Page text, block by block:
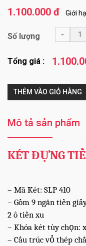
1.100.000 đ Giới
Số lượng -
Tổng giá :
THÊM VÀO GIỎ HÀNG
Mô tả sản phẩm
KÉT ĐỰNG
– Mã Két: SLP 410
– Gồm 9 ngăn tiền
2 ô tiền xu
– Khóa két tùy chọn:
– Cấu trúc vỏ thép